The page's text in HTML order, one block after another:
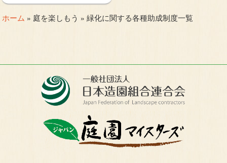
ホーム » 庭を楽しもう » 緑化に関する各種助成制度一覧